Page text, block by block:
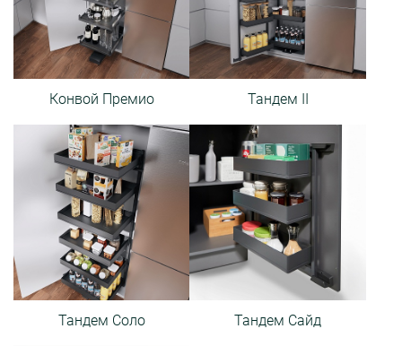
Конвой Премио Тандем II
Тандем Соло Тандем Сайд